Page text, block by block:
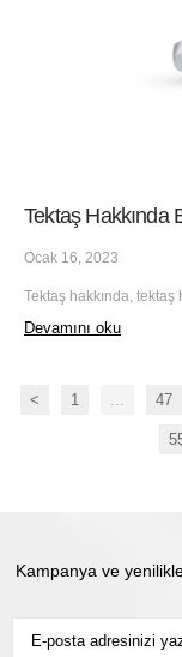
Tektaş Hakkında
Ocak 16, 2023
Tektaş hakkında,
Devamını oku
< 1 47
Kampanya ve